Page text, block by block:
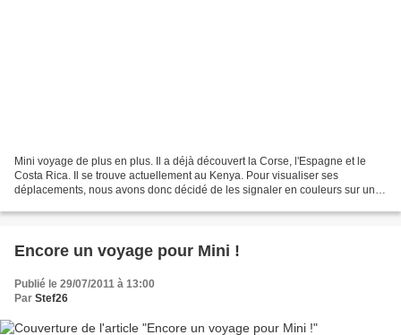
Mini voyage de plus en plus. Il a déjà découvert la Corse, l'Espagne et le
Costa Rica. Il se trouve actuellement au Kenya. Pour visualiser ses
déplacements, nous avons donc décidé de les signaler en couleurs sur une
Encore un voyage pour Mini !
Publié le 29/07/2011 à 13:00
Par Stef26